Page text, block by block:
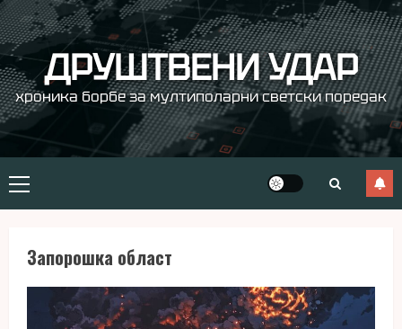
Skip
to
content ДРУШТВЕНИ УДАР
хроника борбе за мултиполарни светски поредак
Primary
Menu
Запорошка област